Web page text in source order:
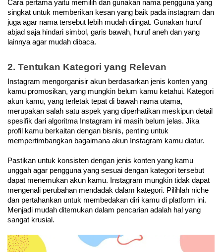
Cara pertama yaitu memilih dan gunakan nama pengguna yang
singkat untuk memberikan kesan yang baik pada instagram dan
juga agar nama tersebut lebih mudah diingat. Gunakan huruf
abjad saja hindari simbol, garis bawah, huruf aneh dan yang
lainnya agar mudah dibaca.
2. Tentukan Kategori yang Relevan
Instagram mengorganisir akun berdasarkan jenis konten yang
kamu promosikan, yang mungkin belum kamu ketahui. Kategori
akun kamu, yang terletak tepat di bawah nama utama,
merupakan salah satu aspek yang diperhatikan meskipun detail
spesifik dari algoritma Instagram ini masih belum jelas. Jika
profil kamu berkaitan dengan bisnis, penting untuk
mempertimbangkan bagaimana akun Instagram kamu diatur.
Pastikan untuk konsisten dengan jenis konten yang kamu
unggah agar pengguna yang sesuai dengan kategori tersebut
dapat menemukan akun kamu. Instagram mungkin tidak dapat
mengenali perubahan mendadak dalam kategori. Pilihlah niche
dan pertahankan untuk membedakan diri kamu di platform ini.
Menjadi mudah ditemukan dalam pencarian adalah hal yang
sangat krusial.